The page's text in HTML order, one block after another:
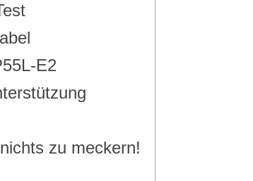
E2
zu meckern!